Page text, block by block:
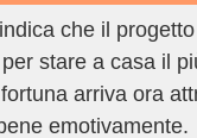
che il
stare a casa il
arriva ora
emotivamente.